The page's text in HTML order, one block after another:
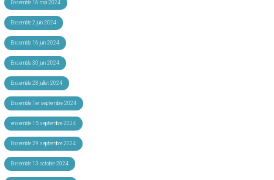
Ensemble 16 mai 2024
Ensemble 2 juin 2024
Ensemble 16 juin 2024
Ensemble 30 juin 2024
Ensemble 28 juillet 2024
Ensemble 1er septembre 2024
ensemble 15 septembre 2024
Ensemble 29 septembre 2024
Ensemble 13 octobre 2024